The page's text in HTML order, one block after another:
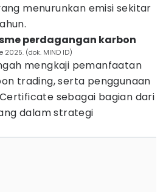
menurunkan emisi sekitar
perdagangan karbon
2025. (dok. MIND ID)
mengkaji pemanfaatan
trading, serta penggunaan
sebagai bagian dari
dalam strategi